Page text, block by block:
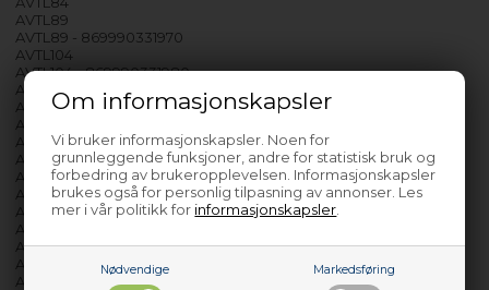
Om informasjonskapsler
Vi bruker informasjonskapsler. Noen for
grunnleggende funksjoner, andre for statistisk bruk og
forbedring av brukeropplevelsen. Informasjonskapsler
brukes også for personlig tilpasning av annonser. Les
mer i vår politikk for informasjonskapsler
Nødvendige Markedsføring
AVTL89
AVTL89 - 869990331970
AVTL104
AVTL104 - 869990331980
AVTL108 - 869990339690
AVTL109
AVTL109 - 869990331990
AVTL110 - 869990374240
AVTL119 - 869990304610
AVTL120 - 869990368900
AVTL129 - 869990320000
AVTXL129 - 869990507560
AVTXL129 - 869990507550
AVTXL149 - 869990526750
AVXD10 - 869990284870
AVXD109